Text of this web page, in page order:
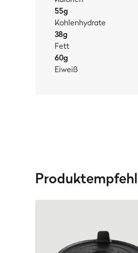
55g
Kohlenhydrate
38g
Fett
60g
Eiweiß